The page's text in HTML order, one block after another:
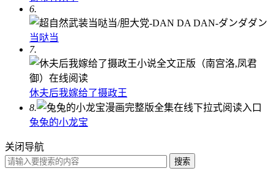
6.
当哒当
7.
休夫后我嫁给了摄政王
8.
兔兔的小龙宝
关闭导航